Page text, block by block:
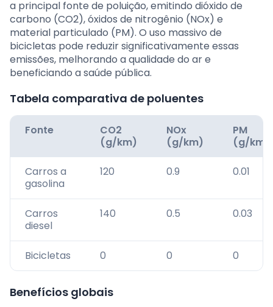
a principal fonte de poluição, emitindo dióxido de
carbono (CO2), óxidos de nitrogênio (NOx) e
material particulado (PM). O uso massivo de
bicicletas pode reduzir significativamente essas
emissões, melhorando a qualidade do ar e
beneficiando a saúde pública.
Tabela comparativa de poluentes
Fonte
CO2
(g/km)
NOx
(g/km)
PM
(g/km)
Carros a
gasolina
120 0.9 0.01
Carros
diesel
140 0.5 0.03
Bicicletas 0 0 0
Benefícios globais